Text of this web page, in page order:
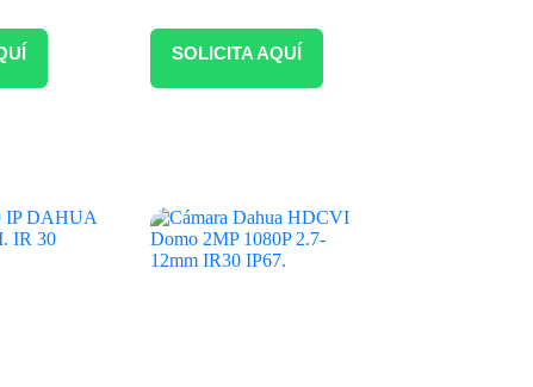
SOLICITA AQUÍ